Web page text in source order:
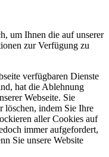
um Ihnen die auf unserer
zur Verfügung zu
verfügbaren Dienste
hat die Ablehnung
Webseite. Sie
löschen, indem Sie Ihre
aller Cookies auf
immer aufgefordert,
Sie unsere Website